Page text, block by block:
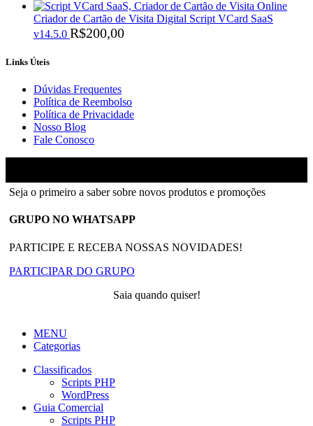
Criador de Cartão de Visita Digital Script VCard SaaS
v14.5.0 R$200,00
Links Úteis
Dúvidas Frequentes
Política de Reembolso
Política de Privacidade
Nosso Blog
Fale Conosco
Seja o primeiro a saber sobre novos produtos e promoções
GRUPO NO WHATSAPP
PARTICIPE E RECEBA NOSSAS NOVIDADES!
PARTICIPAR DO GRUPO
Saia quando quiser!
MENU
Categorias
Classificados
Scripts PHP
WordPress
Guia Comercial
Scripts PHP